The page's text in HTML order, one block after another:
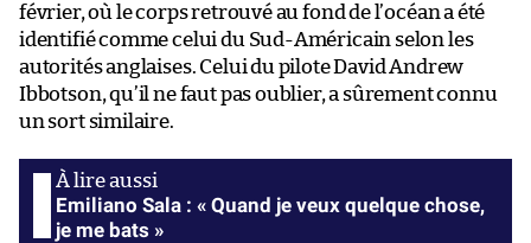
février, où le corps retrouvé au fond de l’océan a été
identifié comme celui du Sud-Américain selon les
autorités anglaises. Celui du pilote David Andrew
Ibbotson, qu’il ne faut pas oublier, a sûrement connu
un sort similaire.
Emiliano Sala : « Quand je veux quelque chose,
je me bats »